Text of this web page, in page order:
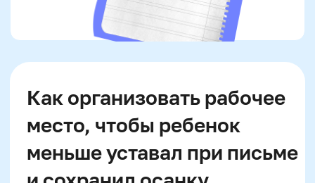
родителям
незрелостью зрительно-моторной
проявлениями или особенностями тонуса.
Если ребенок быстро устает при письме,
часто стирает, жалуется на боль в кисти
или «теряет строку», стоит обратиться к
специалисту: нейропсихологу или
логопеду. Ранняя диагностика позволяет
подобрать упражнения и снизить